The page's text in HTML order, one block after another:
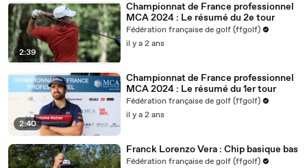
2:39
Championnat de France professionnel
MCA 2024 : Le résumé du 2e tour
Fédération française de golf (ffgolf)
il y a 2 ans
2:40
Championnat de France professionnel
MCA 2024 : Le résumé du 1er tour
Fédération française de golf (ffgolf)
il y a 2 ans
Franck Lorenzo Vera : Chip basique bas
Fédération française de golf (ffgolf)